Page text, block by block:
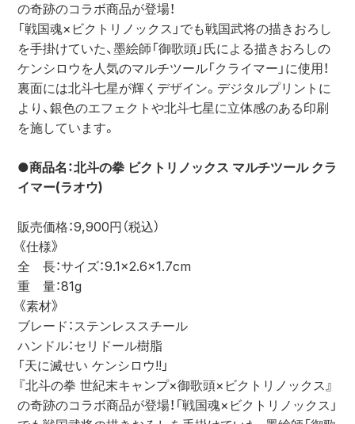
の奇跡のコラボ商品が登場！
「戦国魂×ビクトリノックス」でも戦国武将の描きおろし
を手掛けていた、墨絵師「御歌頭」氏による描きおろしの
ケンシロウを人気のマルチツール「クライマー」に使用！
裏面には北斗七星が輝くデザイン。デジタルプリントに
より、銀色のエフェクトや北斗七星に立体感のある印刷
を施しています。
●商品名：北斗の拳 ビクトリノックス マルチツール クラ
イマー(ラオウ)
販売価格：9,900円（税込）
《仕様》
全　長：サイズ：9.1×2.6×1.7cm
重　量：81g
《素材》
ブレード：ステンレススチール
ハンドル：セリドール樹脂
「天に滅せい ケンシロウ!!」
『北斗の拳 世紀末キャンプ×御歌頭×ビクトリノックス』
の奇跡のコラボ商品が登場！「戦国魂×ビクトリノックス」